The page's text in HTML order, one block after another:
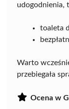
udogodnienia,
toaleta
Warto
przebiegała
Ocena w